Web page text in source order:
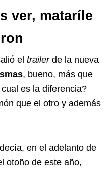
ver, mataríle
el trailerde la nueva
, bueno, más que
es la diferencia?
que el otro y además
en el adelanto de
otoño de este año,